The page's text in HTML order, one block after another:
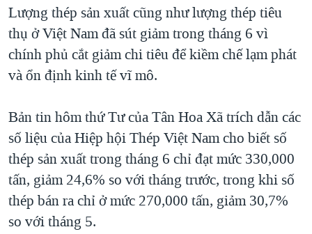
THỂ THAO
GIÁO DỤC
GROUND ZERO – XƯA VÀ NAY
CHI PHÍ CHIẾN TRANH AFGHANISTAN
CÁC GIÁ TRỊ CỘNG HÒA Ở VIỆT NAM
THƯỢNG ĐỈNH TRUMP-KIM TẠI VIỆT NAM
TRỊNH VĨNH BÌNH VS. CHÍNH PHỦ VIỆT NAM
NGƯ DÂN VIỆT VÀ LÀN SÓNG TRỘM HẢI SÂM
BÊN KIA QUỐC LỘ: TIẾNG VỌNG TỪ NÔNG THÔN MỸ
QUAN HỆ VIỆT MỸ
Lượng thép sản xuất cũng như lượng thép tiêu
thụ ở Việt Nam đã sút giảm trong tháng 6 vì
chính phủ cắt giảm chi tiêu để kiềm chế lạm phát
và ổn định kinh tế vĩ mô.
Bản tin hôm thứ Tư của Tân Hoa Xã trích dẫn các
số liệu của Hiệp hội Thép Việt Nam cho biết số
thép sản xuất trong tháng 6 chỉ đạt mức 330,000
tấn, giảm 24,6% so với tháng trước, trong khi số
thép bán ra chỉ ở mức 270,000 tấn, giảm 30,7%
so với tháng 5.